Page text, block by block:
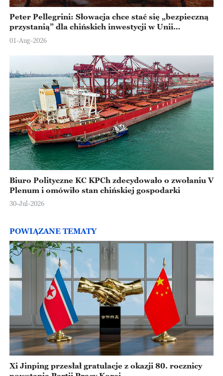
Peter Pellegrini: Słowacja chce stać się „bezpieczną
przystanią” dla chińskich inwestycji w Unii
Europejskiej
01-Aug-2026
Biuro Polityczne KC KPCh zdecydowało o zwołaniu V
Plenum i omówiło stan chińskiej gospodarki
30-Jul-2026
POWIĄZANE TEMATY
Xi Jinping przesłał gratulacje z okazji 80. rocznicy